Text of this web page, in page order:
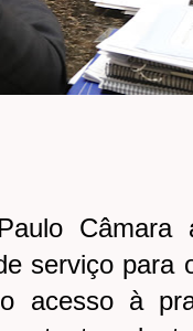
Câmara
serviço para
acesso à